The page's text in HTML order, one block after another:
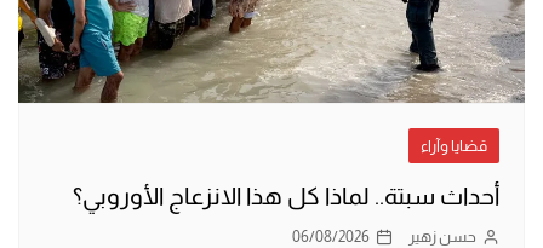
قضايا وآراء
أحداث سبتة.. لماذا كل هذا الانزعاج الأوروبي؟
حسن زهير 06/08/2026